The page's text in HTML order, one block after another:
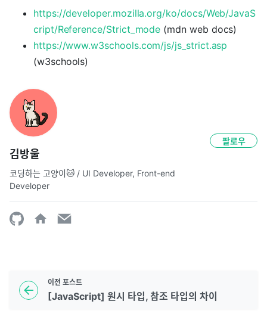
https://developer.mozilla.org/ko/docs/Web/JavaS
cript/Reference/Strict_mode (mdn web docs)
https://www.w3schools.com/js/js_strict.asp
(w3schools)
김방울
코딩하는 고양이🐱 / UI Developer, Front-end
Developer
팔로우
이전 포스트
[JavaScript] 원시 타입, 참조 타입의 차이